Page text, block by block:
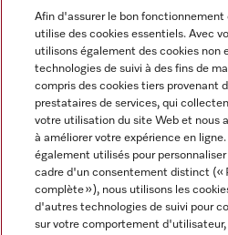
Langue
FRANÇAIS
Miele sur Facebook
Miele sur Youtube
Miele sur Instagram
Miele sur
Afin d'assurer le bon
utilise des cookies essentiels. Avec
utilisons également des cookies non
technologies de suivi à des fins de
compris des cookies tiers provenant
prestataires de services, qui
votre utilisation du site Web et nous
à améliorer votre expérience en
également utilisés pour
cadre d'un consentement distinct («
complète »), nous utilisons les
d'autres technologies de suivi pour
sur votre comportement d'utilisateur,